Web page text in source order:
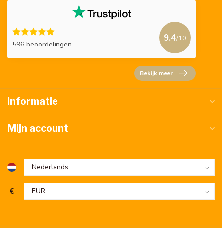
596 beoordelingen
9.4/10
Bekijk meer
Informatie
Mijn account
€